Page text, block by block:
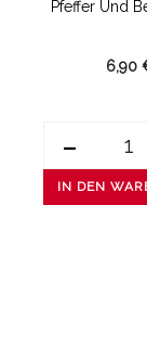
Pfeffer Und
6,90
-
IN DEN